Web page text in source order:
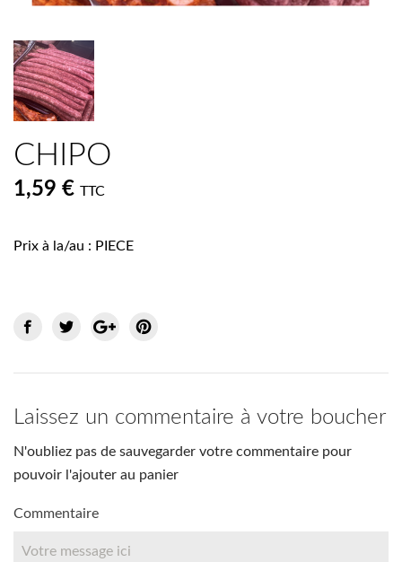
CHIPO
1,59 € TTC
Prix à la/au : PIECE
Laissez un commentaire à votre boucher
N'oubliez pas de sauvegarder votre commentaire pour
pouvoir l'ajouter au panier
Commentaire